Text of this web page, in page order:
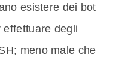
esistere dei bot
degli
meno male che